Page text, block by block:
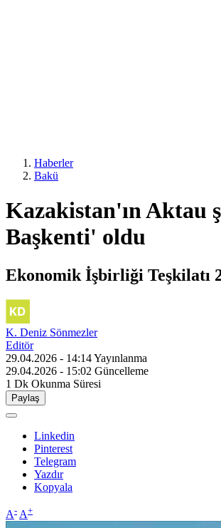
Haberler
Bakü
Kazakistan'ın Aktau
Başkenti' oldu
Ekonomik İşbirliği Teşkilatı
K. Deniz Sönmezler
Editör
29.04.2026 - 14:14Yayınlanma
29.04.2026 - 15:02 Güncelleme
1 Dk Okunma Süresi
Paylaş
Linkedin
Pinterest
Telegram
Yazdır
Kopyala
A- A+